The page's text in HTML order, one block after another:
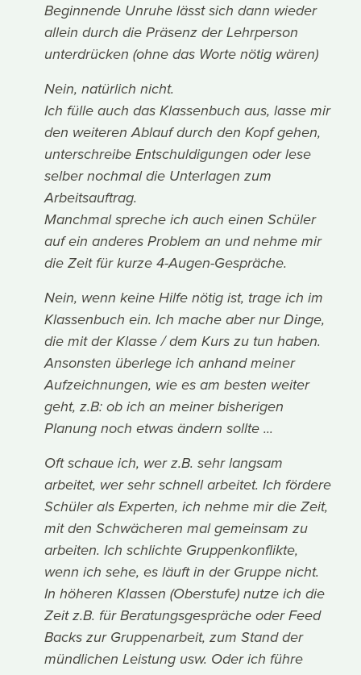
Beginnende Unruhe lässt sich dann wieder
allein durch die Präsenz der Lehrperson
unterdrücken (ohne das Worte nötig wären)
Nein, natürlich nicht.
Ich fülle auch das Klassenbuch aus, lasse mir
den weiteren Ablauf durch den Kopf gehen,
unterschreibe Entschuldigungen oder lese
selber nochmal die Unterlagen zum
Arbeitsauftrag.
Manchmal spreche ich auch einen Schüler
auf ein anderes Problem an und nehme mir
die Zeit für kurze 4-Augen-Gespräche.
Nein, wenn keine Hilfe nötig ist, trage ich im
Klassenbuch ein. Ich mache aber nur Dinge,
die mit der Klasse / dem Kurs zu tun haben.
Ansonsten überlege ich anhand meiner
Aufzeichnungen, wie es am besten weiter
geht, z.B: ob ich an meiner bisherigen
Planung noch etwas ändern sollte ...
Oft schaue ich, wer z.B. sehr langsam
arbeitet, wer sehr schnell arbeitet. Ich fördere
Schüler als Experten, ich nehme mir die Zeit,
mit den Schwächeren mal gemeinsam zu
arbeiten. Ich schlichte Gruppenkonflikte,
wenn ich sehe, es läuft in der Gruppe nicht.
In höheren Klassen (Oberstufe) nutze ich die
Zeit z.B. für Beratungsgespräche oder Feed
Backs zur Gruppenarbeit, zum Stand der
mündlichen Leistung usw. Oder ich führe